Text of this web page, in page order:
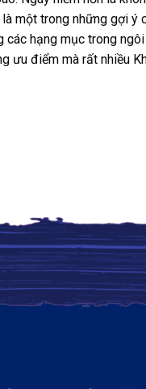
một trong những gợi ý
hạng mục trong ngôi
ưu điểm mà rất nhiều